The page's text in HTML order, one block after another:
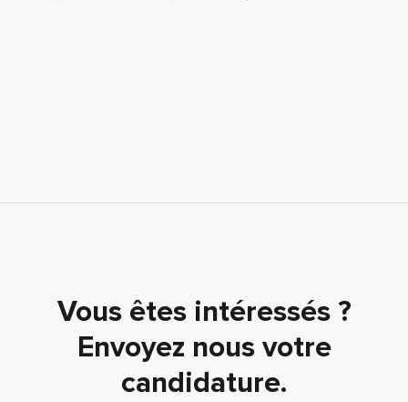
Vous êtes intéressés ?
Envoyez nous votre
candidature.